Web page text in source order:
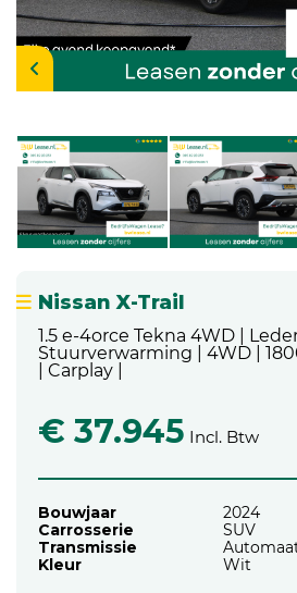
Nissan X-Trail
1.5 e-4orce Tekna 4WD |
Stuurverwarming | 4WD |
| Carplay |
€ 37.945 Incl. Btw
Bouwjaar
2024
Carrosserie
SUV
Transmissie
Kleur
Wit